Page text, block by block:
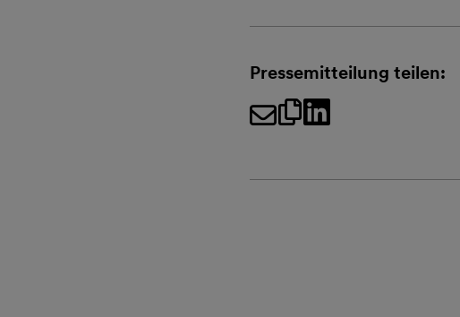
Pressemitteilung teilen: